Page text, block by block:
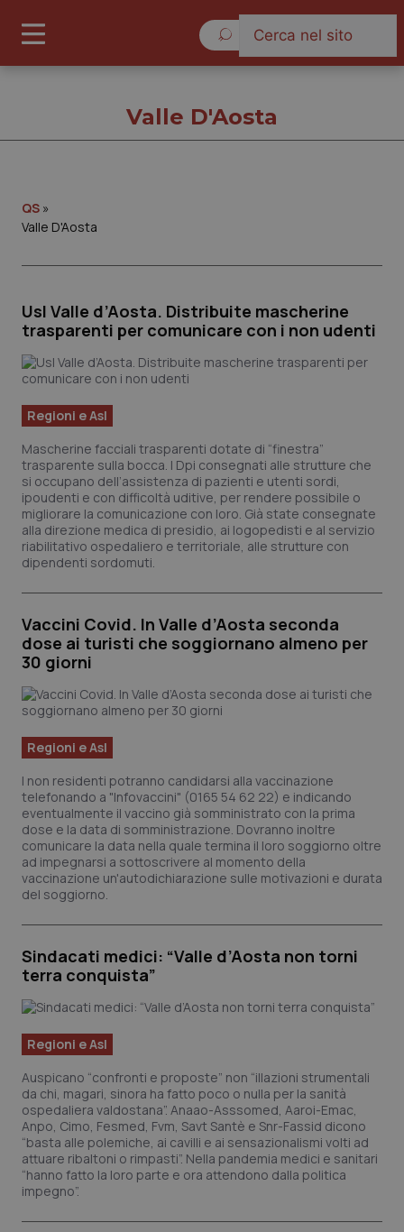
Governo e Parlamento
Regioni e Asl
Lavoro e Professioni
Scienza e Farmaci
Studi e Analisi
Lettere al direttore
Edizioni Regionali
QS Pro
Professionisti Sanitari.AI
Basilicata
Calabria
Campania
Friuli Venezia Giulia
Lazio
Liguria
Lombardia
Marche
Molise
Artrite & artrosi
Asma & BPCO
Car-T
Dermatite Atopica
Diabete & glucometri
Disturbi dell’umore
Dolore
Donna & Salute
Epatiti
Valle D'Aosta
QS »
Valle D'Aosta
Usl Valle d’Aosta. Distribuite mascherine
trasparenti per comunicare con i non udenti
Regioni e Asl
Mascherine facciali trasparenti dotate di “finestra”
trasparente sulla bocca. I Dpi consegnati alle strutture che
si occupano dell’assistenza di pazienti e utenti sordi,
ipoudenti e con difficoltà uditive, per rendere possibile o
migliorare la comunicazione con loro. Già state consegnate
alla direzione medica di presidio, ai logopedisti e al servizio
riabilitativo ospedaliero e territoriale, alle strutture con
dipendenti sordomuti.
Vaccini Covid. In Valle d’Aosta seconda
dose ai turisti che soggiornano almeno per
30 giorni
Regioni e Asl
I non residenti potranno candidarsi alla vaccinazione
telefonando a "Infovaccini" (0165 54 62 22) e indicando
eventualmente il vaccino già somministrato con la prima
dose e la data di somministrazione. Dovranno inoltre
comunicare la data nella quale termina il loro soggiorno oltre
ad impegnarsi a sottoscrivere al momento della
vaccinazione un'autodichiarazione sulle motivazioni e durata
del soggiorno.
Sindacati medici: “Valle d’Aosta non torni
terra conquista”
Regioni e Asl
Auspicano “confronti e proposte” non “illazioni strumentali
da chi, magari, sinora ha fatto poco o nulla per la sanità
ospedaliera valdostana”. Anaao-Asssomed, Aaroi-Emac,
Anpo, Cimo, Fesmed, Fvm, Savt Santè e Snr-Fassid dicono
“basta alle polemiche, ai cavilli e ai sensazionalismi volti ad
attuare ribaltoni o rimpasti”. Nella pandemia medici e sanitari
“hanno fatto la loro parte e ora attendono dalla politica
impegno”.